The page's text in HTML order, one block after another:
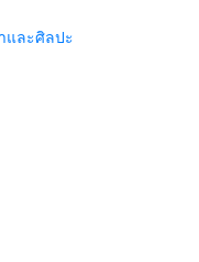
และศิลปะ